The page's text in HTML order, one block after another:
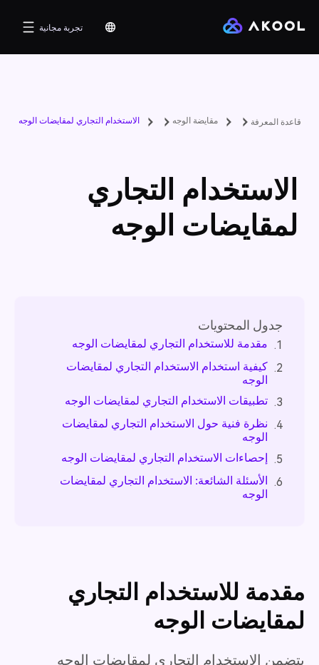
تجربة مجانية
قاعدة المعرفة مقايضة الوجه الاستخدام التجاري لمقايضات الوجه
الاستخدام التجاري
لمقايضات الوجه
جدول المحتويات
1.
مقدمة للاستخدام التجاري لمقايضات الوجه
2.
كيفية استخدام الاستخدام التجاري لمقايضات
الوجه
3.
تطبيقات الاستخدام التجاري لمقايضات الوجه
4.
نظرة فنية حول الاستخدام التجاري لمقايضات
الوجه
5.
إحصاءات الاستخدام التجاري لمقايضات الوجه
6.
الأسئلة الشائعة: الاستخدام التجاري لمقايضات
الوجه
مقدمة للاستخدام التجاري
لمقايضات الوجه
يتضمن الاستخدام التجاري لمقايضات الوجه